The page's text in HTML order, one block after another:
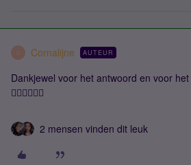
Cornalijne AUTEUR
Dankjewel voor het antwoord en voor
👌🏼👍🏼🙏🏼
2 mensen vinden dit leuk